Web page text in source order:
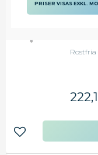
Rostfria
Lägg till i favoriter
PRISER VISAS EXKL.